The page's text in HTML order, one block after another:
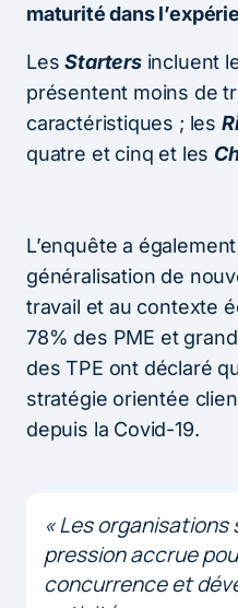
maturité dans
LesStartersincluent
présentent moins de
caractéristiques ; les
quatre et cinq et les
L’enquête a
généralisation de
travail et au contexte
78% des PME et
des TPE ont déclaré
stratégie orientée
depuis la Covid-19.
« Les
pression accrue
concurrence et